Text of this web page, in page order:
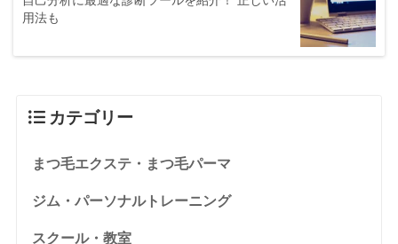
用法も
カテゴリー
まつ毛エクステ・まつ毛パーマ
ジム・パーソナルトレーニング
スクール・教室